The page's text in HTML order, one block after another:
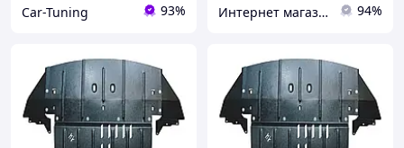
Car-Tuning 93% Интернет магазин тюнинга Tuning-sklad 94%